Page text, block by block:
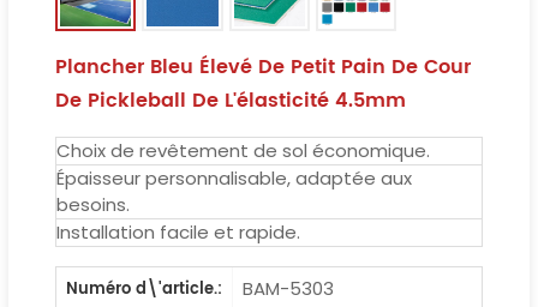
Plancher Bleu Élevé De Petit Pain De Cour
De Pickleball De L'élasticité 4.5mm
Choix de revêtement de sol économique.
Épaisseur personnalisable, adaptée aux
besoins.
Installation facile et rapide.
Numéro d\'article.:
BAM-5303